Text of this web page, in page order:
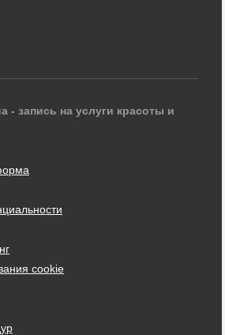
- запись на услуги красоты и
cookie